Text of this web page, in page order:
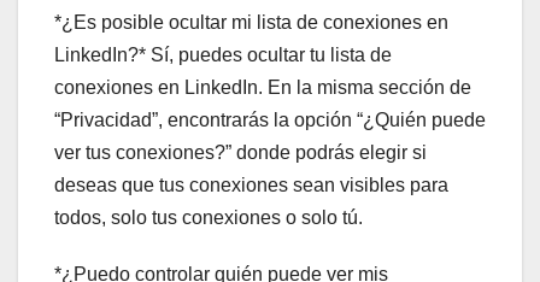
*¿Es posible ocultar mi lista de conexiones en
LinkedIn?* Sí, puedes ocultar tu lista de
conexiones en LinkedIn. En la misma sección de
“Privacidad”, encontrarás la opción “¿Quién puede
ver tus conexiones?” donde podrás elegir si
deseas que tus conexiones sean visibles para
todos, solo tus conexiones o solo tú.
*¿Puedo controlar quién puede ver mis